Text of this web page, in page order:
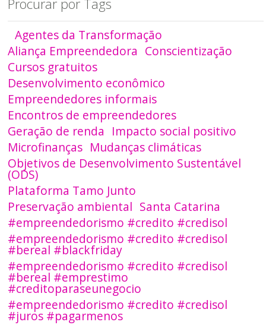
Procurar por Tags
Agentes da Transformação
Aliança Empreendedora Conscientização
Cursos gratuitos
Desenvolvimento econômico
Empreendedores informais
Encontros de empreendedores
Geração de renda Impacto social positivo
Microfinanças Mudanças climáticas
Objetivos de Desenvolvimento Sustentável
(ODS)
Plataforma Tamo Junto
Preservação ambiental Santa Catarina
#empreendedorismo #credito #credisol
#empreendedorismo #credito #credisol
#bereal #blackfriday
#empreendedorismo #credito #credisol
#bereal #emprestimo
#creditoparaseunegocio
#empreendedorismo #credito #credisol
#juros #pagarmenos